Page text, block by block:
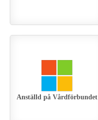
Anställd på Vårdförbundet